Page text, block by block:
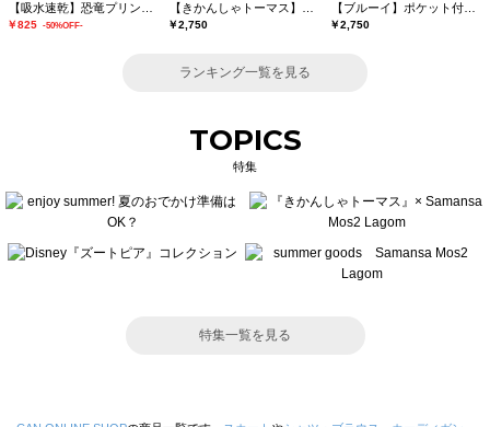
￥825 -50%OFF- ￥2,750
【ブルーイ】ポケット付きプリントTシャツ
￥2,750
ランキング一覧を見る
TOPICS
特集
特集一覧を見る